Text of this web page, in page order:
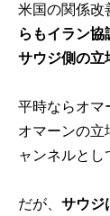
米国の関係改
らもイラン協
サウジ側の立
平時ならオマ
オマーンの立
ャンネルとし
だが、サウジ